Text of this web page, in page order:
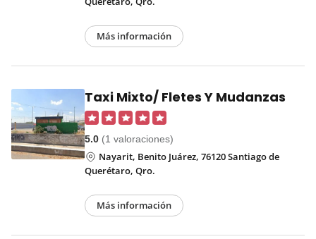
Más información
Taxi Mixto/ Fletes Y Mudanzas
5.0 (1 valoraciones)
Nayarit, Benito Juárez, 76120 Santiago de
Querétaro, Qro.
Más información